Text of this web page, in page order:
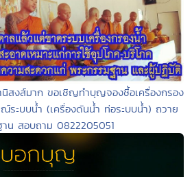
งส์มาก ขอเชิญทำบุญจองซื้อเครื่องกรอง
ระบบน้ำ (เครื่องดันน้ำ ท่อระบบน้ำ) ถวาย
น สอบถาม 0822205051